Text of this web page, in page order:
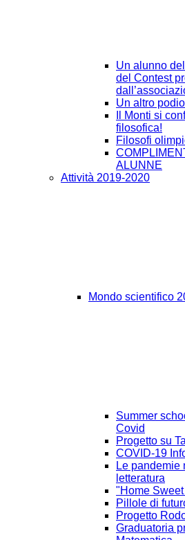
Un alunno
del Contest
Un altro
Il Monti si
filosofica!
Filosofi
ALUNNE
Attività 2019-2020
Mondo scientifico
Summer
Covid
Progetto su
COVID-19
Le pandemie
letteratura
"Home Sweet
Pillole di
Progetto
Graduatoria